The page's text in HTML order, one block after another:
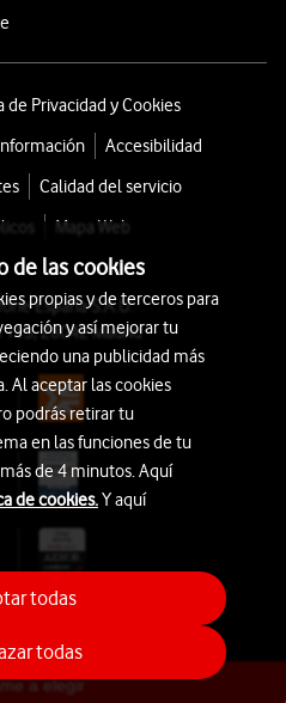
a elegir
de Privacidad y Cookies
Accesibilidad
Calidad del servicio
Mapa Web
España S.A.U.
115, 28042 Madrid
de las cookies
propias y de terceros para
y así mejorar tu
una publicidad más
Al aceptar las cookies
podrás retirar tu
en las funciones de tu
de 4 minutos. Aquí
de cookies.Y aquí
todas
todas